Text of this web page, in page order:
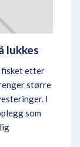
lukkes
fisket etter
større
I
som